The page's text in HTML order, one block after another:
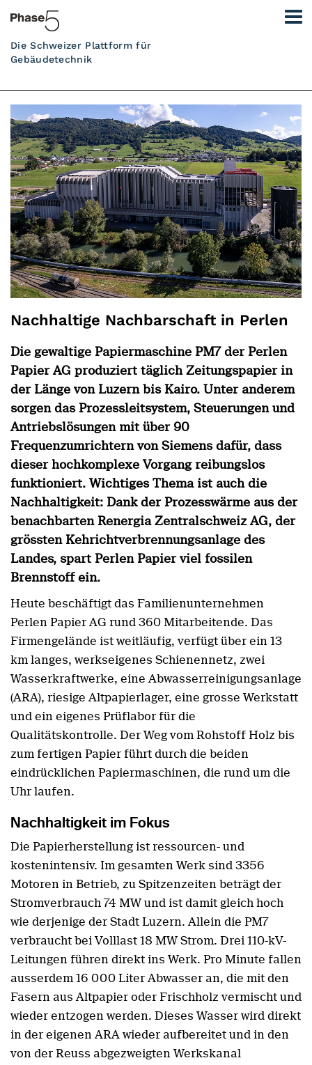
Die Schweizer Plattform für
Gebäudetechnik
Nachhaltige Nachbarschaft in Perlen
Die gewaltige Papiermaschine PM7 der Perlen
Papier AG produziert täglich Zeitungspapier in
der Länge von Luzern bis Kairo. Unter anderem
sorgen das Prozessleitsystem, Steuerungen und
Antriebslösungen mit über 90
Frequenzumrichtern von Siemens dafür, dass
dieser hochkomplexe Vorgang reibungslos
funktioniert. Wichtiges Thema ist auch die
Nachhaltigkeit: Dank der Prozesswärme aus der
benachbarten Renergia Zentralschweiz AG, der
grössten Kehrichtverbrennungsanlage des
Landes, spart Perlen Papier viel fossilen
Brennstoff ein.
Heute beschäftigt das Familienunternehmen
Perlen Papier AG rund 360 Mitarbeitende. Das
Firmengelände ist weitläufig, verfügt über ein 13
km langes, werkseigenes Schienennetz, zwei
Wasserkraftwerke, eine Abwasserreinigungsanlage
(ARA), riesige Altpapierlager, eine grosse Werkstatt
und ein eigenes Prüflabor für die
Qualitätskontrolle. Der Weg vom Rohstoff Holz bis
zum fertigen Papier führt durch die beiden
eindrücklichen Papiermaschinen, die rund um die
Uhr laufen.
Nachhaltigkeit im Fokus
Die Papierherstellung ist ressourcen- und
kostenintensiv. Im gesamten Werk sind 3356
Motoren in Betrieb, zu Spitzenzeiten beträgt der
Stromverbrauch 74 MW und ist damit gleich hoch
wie derjenige der Stadt Luzern. Allein die PM7
verbraucht bei Volllast 18 MW Strom. Drei 110-kV-
Leitungen führen direkt ins Werk. Pro Minute fallen
ausserdem 16 000 Liter Abwasser an, die mit den
Fasern aus Altpapier oder Frischholz vermischt und
wieder entzogen werden. Dieses Wasser wird direkt
in der eigenen ARA wieder aufbereitet und in den
von der Reuss abgezweigten Werkskanal